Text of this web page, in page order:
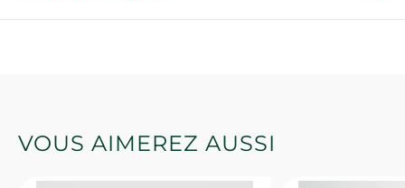
VOUS AIMEREZ AUSSI